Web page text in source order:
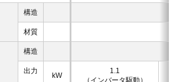
構造
材質
構造
出力
kW
1.1
（インバータ駆動）